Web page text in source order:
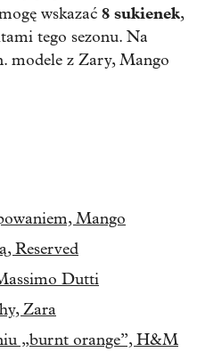
wskazać 8 sukienek,
tego sezonu. Na
modele z Zary, Mango
Mango
Reserved
Dutti
Zara
„burnt orange”, H&M